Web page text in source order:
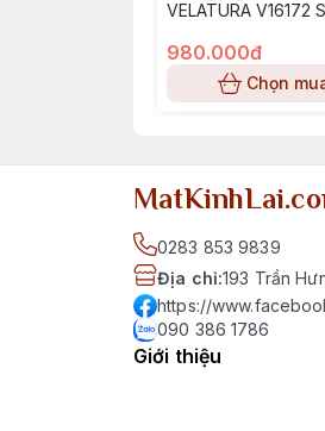
VELATURA V16172
980.000đ
Chọn
0283 853 9839
Địa chỉ:193 Trần
https://
090 386 1786
Giới thiệu